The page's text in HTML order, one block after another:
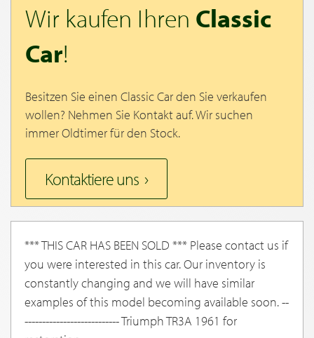
Wir kaufen Ihren Classic
Car!
Besitzen Sie einen Classic Car den Sie verkaufen
wollen? Nehmen Sie Kontakt auf. Wir suchen
immer Oldtimer für den Stock.
Kontaktiere uns
*** THIS CAR HAS BEEN SOLD *** Please contact us if
you were interested in this car. Our inventory is
constantly changing and we will have similar
examples of this model becoming available soon. --
--------------------------- Triumph TR3A 1961 for